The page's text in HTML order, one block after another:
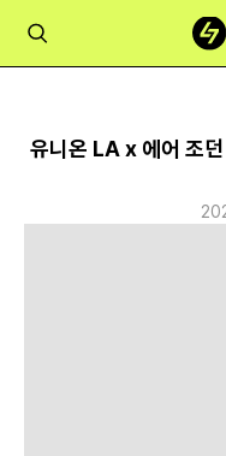
유니온 LA x 에어 조